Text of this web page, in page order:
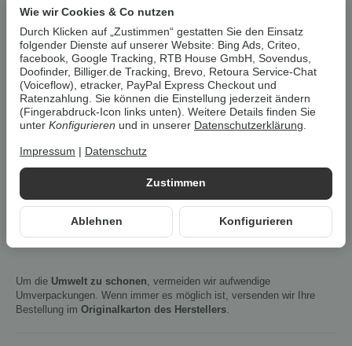
Stk
In den Warenkorb
Cookies erlauben
Artikelnummer: 4052916239513Z1
HAN:
Kategorie:
Beschreibung
Um die Umwelt zu schonen , vermeiden wir aufwendige
Umverpackungen. Wenn immer es möglich ist, versenden wir Ihre
Bestellung im Originalkarton des Herstellers
Zustimmen
Ablehnen Konfigurieren
Wie wir Cookies & Co nutzen
Durch Klicken auf „Zustimmen“ gestatten Sie den Einsatz
folgender Dienste auf unserer Website: Bing Ads, Criteo,
facebook, Google Tracking, RTB House GmbH, Sovendus,
Doofinder, Billiger.de Tracking, Brevo, Retoura Service-Chat
(Voiceflow), etracker, PayPal Express Checkout und
Ratenzahlung. Sie können die Einstellung jederzeit ändern
(Fingerabdruck-Icon links unten). Weitere Details finden Sie
unter Konfigurieren und in unserer Datenschutzerklärung.
Impressum Datenschutz